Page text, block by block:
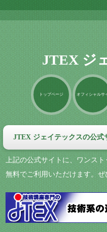
JTEX ジ
トップページ オフィシャルサ
JTEX ジェイテックスの公式
上記の公式サイトに、ワンスト
無料でご利用いただけます。ぜ